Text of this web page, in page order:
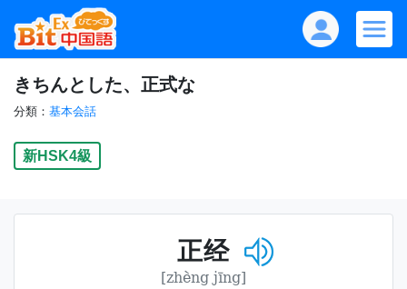
きちんとした、正式な
分類： 基本会話
新HSK4級
正经
[zhèng jīng]